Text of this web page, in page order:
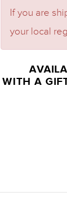
If you are
your local
WITH A